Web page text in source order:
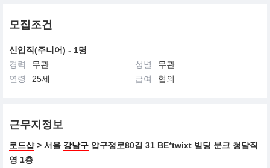
모집조건
신입직(주니어) - 1명
경력
무관 성별
무관
연령
25세 급여 협의
근무지정보
로드샵> 서울 강남구 압구정로80길 31 BE*twixt 빌딩 분크 청담직
영 1층